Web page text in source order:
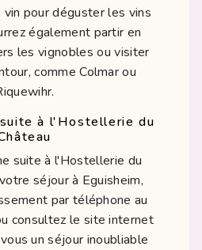
vin pour déguster les vins
également partir en
les vignobles ou visiter
comme Colmar ou
à l'Hostellerie du
suite à l'Hostellerie du
séjour à Eguisheim,
par téléphone au
consultez le site internet
un séjour inoubliable